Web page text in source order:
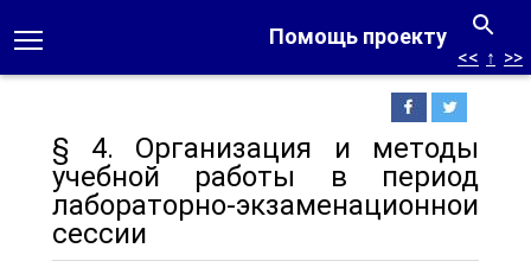
Помощь проекту
<< ↑ >>
§ 4. Организация и методы
учебной работы в период
лабораторно-экзаменационнои
сессии